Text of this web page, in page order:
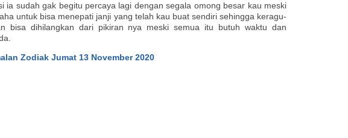
ia sudah gak begitu percaya lagi dengan segala omong besar kau meski
untuk bisa menepati janji yang telah kau buat sendiri sehingga keragu-
bisa dihilangkan dari pikiran nya meski semua itu butuh waktu dan
Zodiak Jumat 13 November 2020